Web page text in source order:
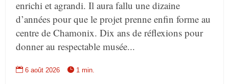
enrichi et agrandi. Il aura fallu une dizaine
d’années pour que le projet prenne enfin forme au
centre de Chamonix. Dix ans de réflexions pour
donner au respectable musée...
 6 août 2026  1 min.